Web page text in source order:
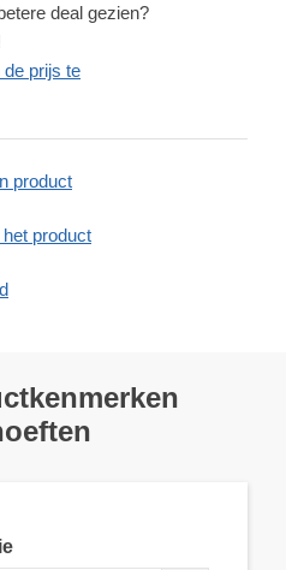
deal gezien?
de prijs te
product
product